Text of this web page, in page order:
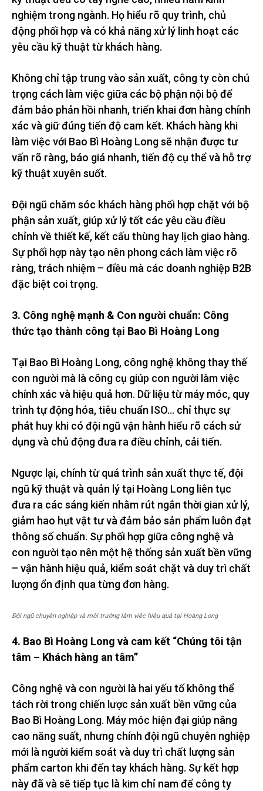
nghiệm trong ngành. Họ hiểu rõ quy trình, chủ
động phối hợp và có khả năng xử lý linh hoạt các
yêu cầu kỹ thuật từ khách hàng.
Không chỉ tập trung vào sản xuất, công ty còn chú
trọng cách làm việc giữa các bộ phận nội bộ để
đảm bảo phản hồi nhanh, triển khai đơn hàng chính
xác và giữ đúng tiến độ cam kết. Khách hàng khi
làm việc với Bao Bì Hoàng Long sẽ nhận được tư
vấn rõ ràng, báo giá nhanh, tiến độ cụ thể và hỗ trợ
kỹ thuật xuyên suốt.
Đội ngũ chăm sóc khách hàng phối hợp chặt với bộ
phận sản xuất, giúp xử lý tốt các yêu cầu điều
chỉnh về thiết kế, kết cấu thùng hay lịch giao hàng.
Sự phối hợp này tạo nên phong cách làm việc rõ
ràng, trách nhiệm – điều mà các doanh nghiệp B2B
đặc biệt coi trọng.
3. Công nghệ mạnh & Con người chuẩn: Công
thức tạo thành công tại Bao Bì Hoàng Long
Tại Bao Bì Hoàng Long, công nghệ không thay thế
con người mà là công cụ giúp con người làm việc
chính xác và hiệu quả hơn. Dữ liệu từ máy móc, quy
trình tự động hóa, tiêu chuẩn ISO… chỉ thực sự
phát huy khi có đội ngũ vận hành hiểu rõ cách sử
dụng và chủ động đưa ra điều chỉnh, cải tiến.
Ngược lại, chính từ quá trình sản xuất thực tế, đội
ngũ kỹ thuật và quản lý tại Hoàng Long liên tục
đưa ra các sáng kiến nhằm rút ngắn thời gian xử lý,
giảm hao hụt vật tư và đảm bảo sản phẩm luôn đạt
thông số chuẩn. Sự phối hợp giữa công nghệ và
con người tạo nên một hệ thống sản xuất bền vững
– vận hành hiệu quả, kiểm soát chặt và duy trì chất
lượng ổn định qua từng đơn hàng.
Đội ngũ chuyên nghiệp và môi trường làm việc hiệu quả tại Hoàng Long
4. Bao Bì Hoàng Long và cam kết “Chúng tôi tận
tâm – Khách hàng an tâm”
Công nghệ và con người là hai yếu tố không thể
tách rời trong chiến lược sản xuất bền vững của
Bao Bì Hoàng Long. Máy móc hiện đại giúp nâng
cao năng suất, nhưng chính đội ngũ chuyên nghiệp
mới là người kiểm soát và duy trì chất lượng sản
phẩm carton khi đến tay khách hàng. Sự kết hợp
này đã và sẽ tiếp tục là kim chỉ nam để công ty